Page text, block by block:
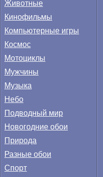
Животные
Кинофильмы
Компьютерные игры
Космос
Мотоциклы
Мужчины
Музыка
Небо
Подводный мир
Новогодние обои
Природа
Разные обои
Спорт